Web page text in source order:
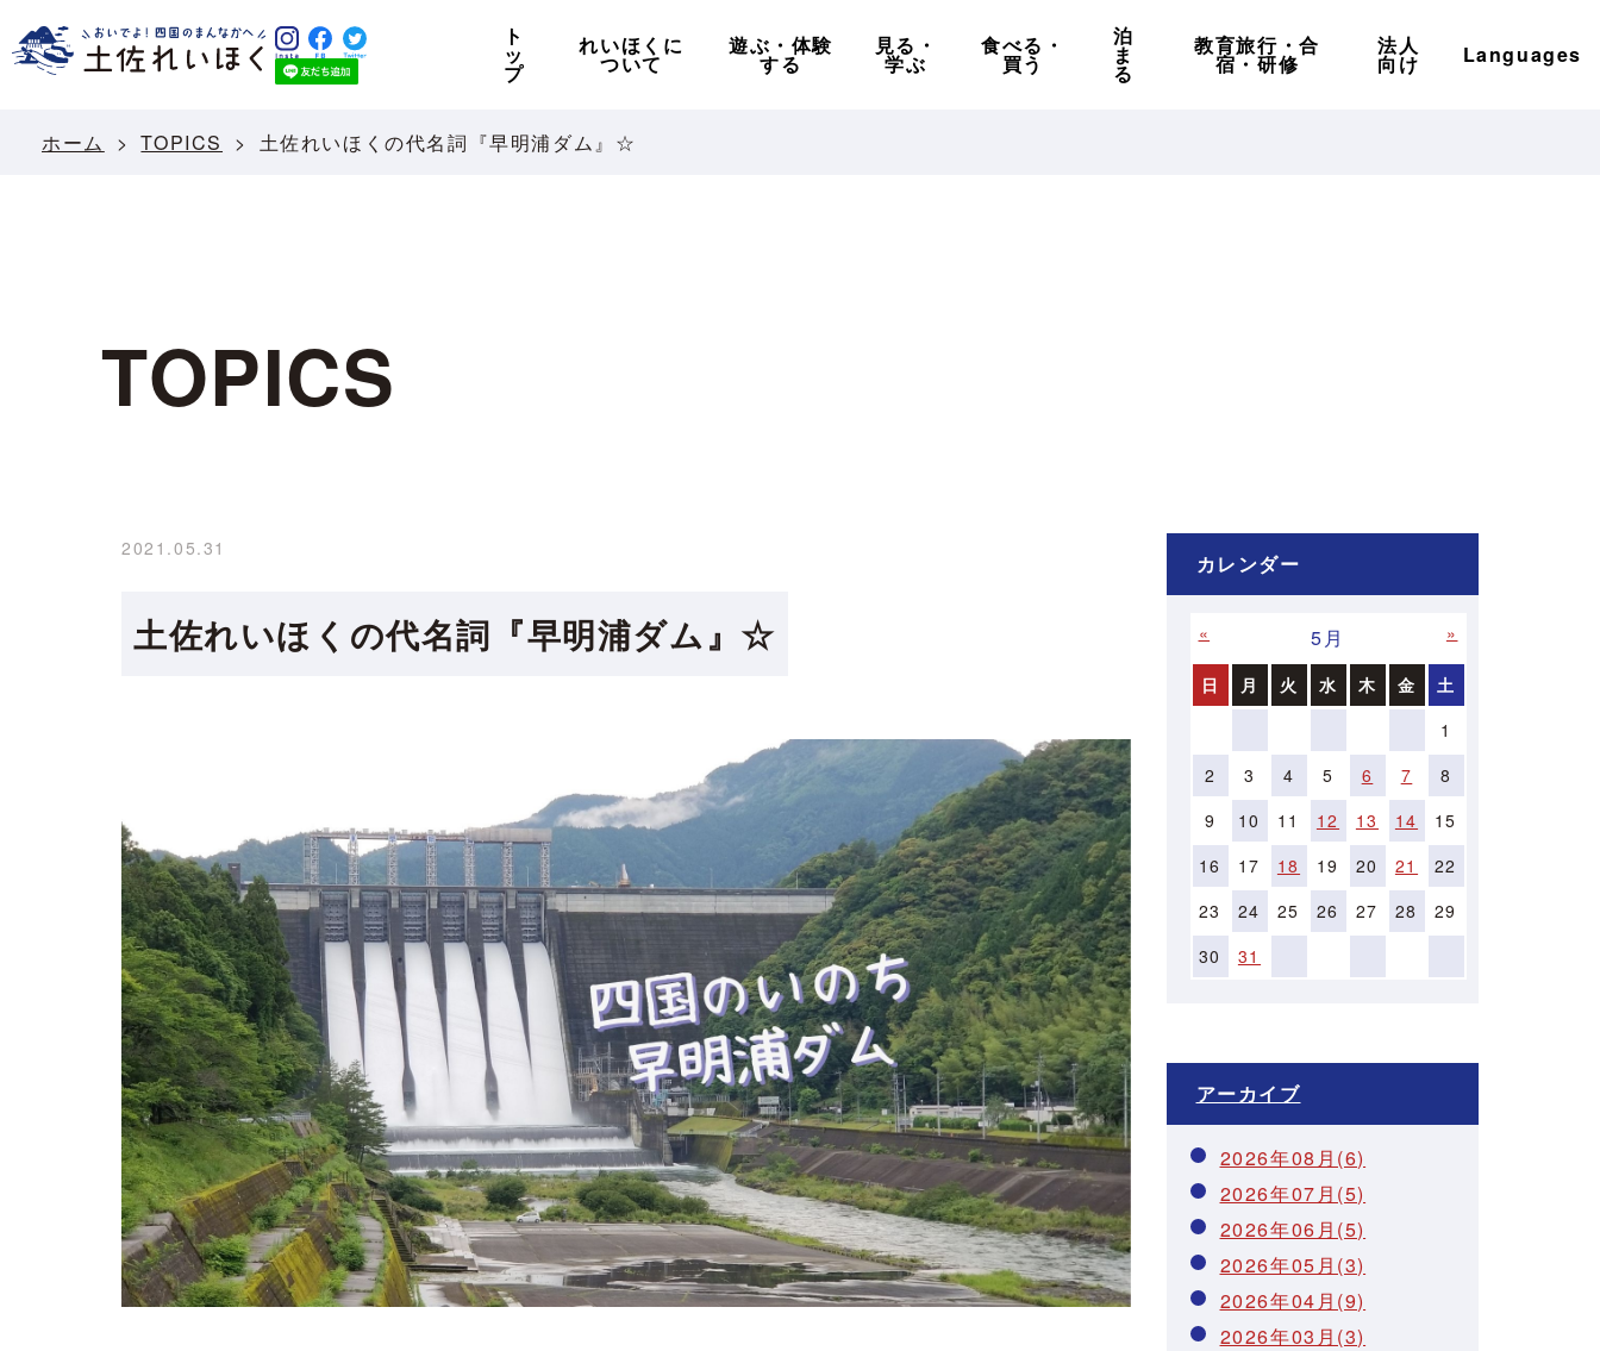
ト
ッ
プ
れいほくに
ついて
遊ぶ・体験
する
見る・
学ぶ
食べる・
買う
泊
ま
る
教育旅行・合
宿・研修
法人
向け Languages
ホーム TOPICS 土佐れいほくの代名詞『早明浦ダム』☆
TOPICS
2021.05.31
土佐れいほくの代名詞『早明浦ダム』☆
カレンダー
« 5月 »
日 月 火 水 木 金
土
1
2
3 4 5 6 7
8
9
10 11 12 13 14
15
16
17 18 19 20 21
22
23
24 25 26 27 28
29
30
31
アーカイブ
2026年08月(6)
2026年07月(5)
2026年06月(5)
2026年05月(3)
2026年04月(9)
2026年03月(3)